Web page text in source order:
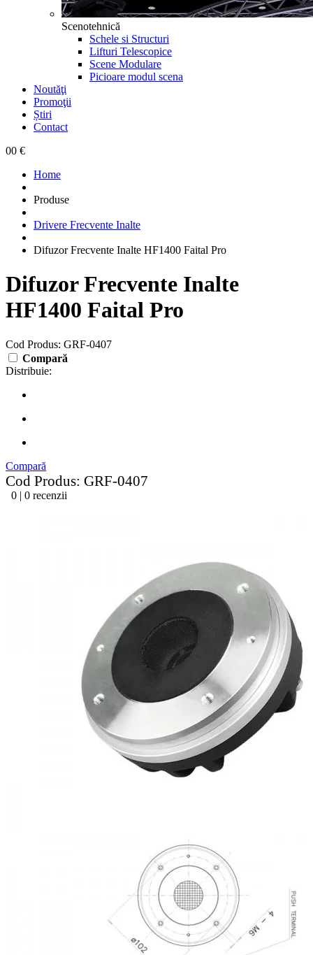
Scenotehnică
Schele si Structuri
Lifturi Telescopice
Scene Modulare
Picioare modul scena
Noutăţi
Promoţii
Știri
Contact
00 €
Home
Produse
Drivere Frecvente Inalte
Difuzor Frecvente Inalte HF1400 Faital Pro
Difuzor Frecvente Inalte
HF1400 Faital Pro
Cod Produs: GRF-0407
Compară
Distribuie:
Compară
Cod Produs: GRF-0407
0 | 0 recenzii